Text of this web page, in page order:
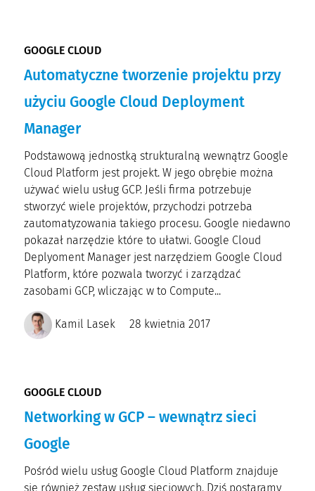
GOOGLE CLOUD
Automatyczne tworzenie projektu przy
użyciu Google Cloud Deployment
Manager
Podstawową jednostką strukturalną wewnątrz Google
Cloud Platform jest projekt. W jego obrębie można
używać wielu usług GCP. Jeśli firma potrzebuje
stworzyć wiele projektów, przychodzi potrzeba
zautomatyzowania takiego procesu. Google niedawno
pokazał narzędzie które to ułatwi. Google Cloud
Deplyoment Manager jest narzędziem Google Cloud
Platform, które pozwala tworzyć i zarządzać
zasobami GCP, wliczając w to Compute...
Kamil Lasek 28 kwietnia 2017
GOOGLE CLOUD
Networking w GCP – wewnątrz sieci
Google
Pośród wielu usług Google Cloud Platform znajduje
się również zestaw usług sieciowych. Dziś postaramy